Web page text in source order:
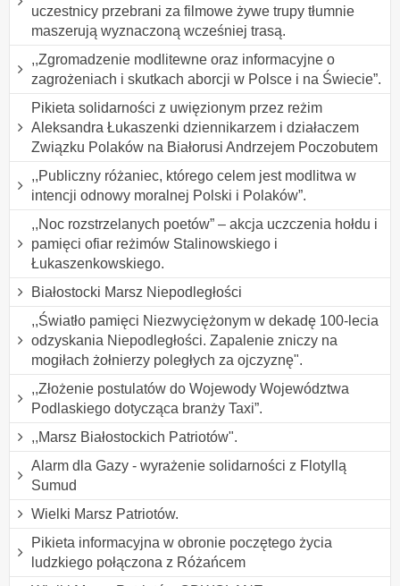
uczestnicy przebrani za filmowe żywe trupy tłumnie
maszerują wyznaczoną wcześniej trasą.
,,Zgromadzenie modlitewne oraz informacyjne o
zagrożeniach i skutkach aborcji w Polsce i na Świecie”.
Pikieta solidarności z uwięzionym przez reżim
Aleksandra Łukaszenki dziennikarzem i działaczem
Związku Polaków na Białorusi Andrzejem Poczobutem
,,Publiczny różaniec, którego celem jest modlitwa w
intencji odnowy moralnej Polski i Polaków”.
,,Noc rozstrzelanych poetów” – akcja uczczenia hołdu i
pamięci ofiar reżimów Stalinowskiego i
Łukaszenkowskiego.
Białostocki Marsz Niepodległości
,,Światło pamięci Niezwyciężonym w dekadę 100-lecia
odzyskania Niepodległości. Zapalenie zniczy na
mogiłach żołnierzy poległych za ojczyznę".
,,Złożenie postulatów do Wojewody Województwa
Podlaskiego dotycząca branży Taxi”.
,,Marsz Białostockich Patriotów".
Alarm dla Gazy - wyrażenie solidarności z Flotyllą
Sumud
Wielki Marsz Patriotów.
Pikieta informacyjna w obronie poczętego życia
ludzkiego połączona z Różańcem